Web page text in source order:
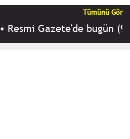
Tümünü Gör
Resmi Gazete'de bugün (9